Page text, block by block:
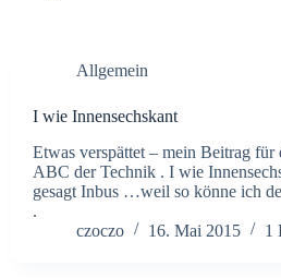
Allgemein
I wie Innensechskant
Etwas verspättet – mein Beitrag für
ABC der Technik . I wie
gesagt Inbus …weil so könne ich
.
czoczo
16. Mai 2015 1